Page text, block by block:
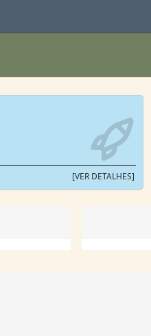
[VER DETALHES]